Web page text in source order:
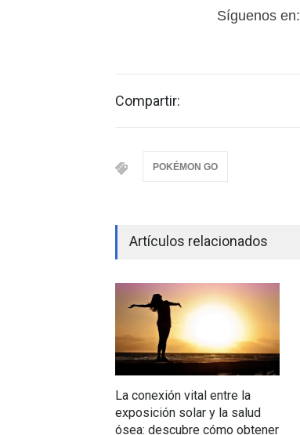
Síguenos en:
Compartir:
POKÉMON GO
Artículos relacionados
La conexión vital entre la
exposición solar y la salud
ósea: descubre cómo obtener